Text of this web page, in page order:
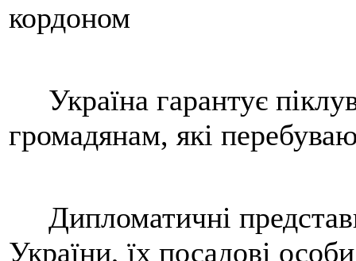
кордоном
Україна гарантує
громадянам, які
Дипломатичні
України, їх посадові